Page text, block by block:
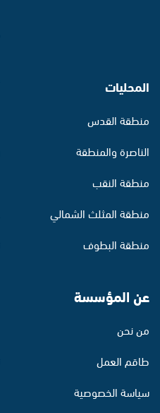
المحليات
منطقة القدس
الناصرة والمنطقة
منطقة النقب
منطقة المثلث الشمالي
منطقة البطوف
عن المؤسسة
من نحن
طاقم العمل
سياسة الخصوصية